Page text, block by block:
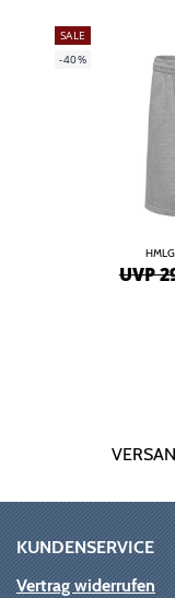
SALE
-40%
UVP
KUNDENSERVICE
Vertrag widerrufen